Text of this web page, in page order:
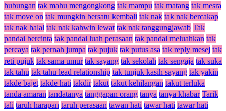
hubungan tak mahu mengongkong tak mampu tak matang tak mesra
tak move on tak mungkin bersatu kembali tak nak tak nak bercakap
tak nak halal tak nak kahwin lewat tak nak tanggungjawab Tak
pandai bercinta tak pandai luah perasaan tak pandai meluahkan tak
percaya tak pernah jumpa tak pujuk tak putus asa tak reply mesej tak
reti pujuk tak sama umur tak sayang tak sekolah tak sengaja tak suka
tak tahu tak tahu lead relationship tak tunjuk kasih sayang tak yakin
takde bajet takde hati takdir takut takut kehilangan takut terluka
tanda amaran tandatanya tanggapan orang tanya tanya khabar Tarik
tali taruh harapan taruh perasaan tawan hati tawar hati tawar hati